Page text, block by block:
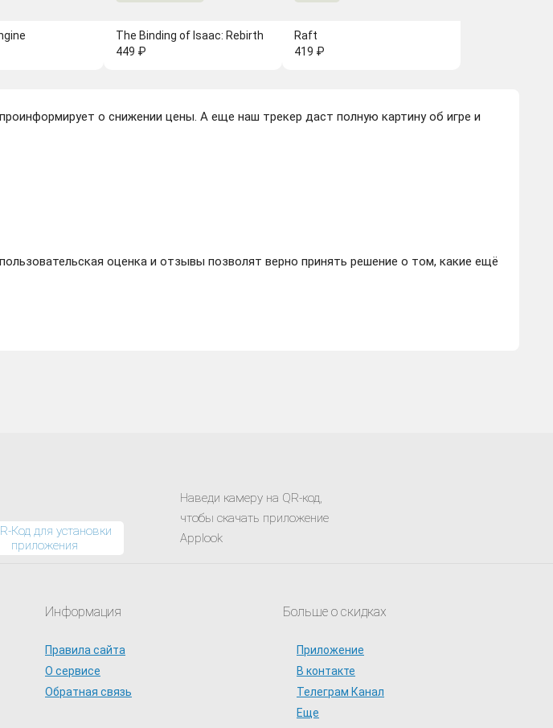
The Binding of Isaac: Rebirth
449 ₽
Raft
419 ₽
о снижении цены. А еще наш трекер даст полную картину об игре и
оценка и отзывы позволят верно принять решение о том, какие ещё
Наведи камеру на QR-код,
чтобы скачать приложение
Applook
Информация
Правила сайта
О сервисе
Обратная связь
Больше о скидках
Приложение
В контакте
Телеграм Канал
Еще